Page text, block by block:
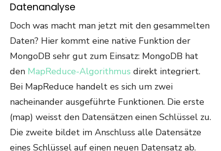
Datenanalyse
Doch was macht man jetzt mit den gesammelten
Daten? Hier kommt eine native Funktion der
MongoDB sehr gut zum Einsatz: MongoDB hat
den MapReduce-Algorithmus direkt integriert.
Bei MapReduce handelt es sich um zwei
nacheinander ausgeführte Funktionen. Die erste
(map) weisst den Datensätzen einen Schlüssel zu.
Die zweite bildet im Anschluss alle Datensätze
eines Schlüssel auf einen neuen Datensatz ab.